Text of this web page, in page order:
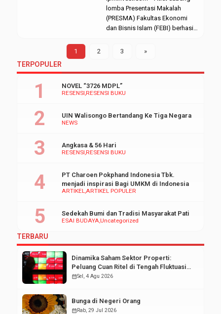
pertemuan terkait penjelasan
teknis tentang Jaminan
Kesehatan Nasional. Acara
lomba Presentasi Makalah
(PRESMA) Fakultas Ekonomi
dan Bisnis Islam (FEBI) berhasil
kompetisi Orientasi Olahraga,
Kampus 3 UIN Walisongo
Semarang. Jum’at, (22/09/2017).
PRESMA terdiri dari; Fakultas
24,7, […]
1 2 3 »
TERPOPULER
RESENSI RESENSI BUKU
NOVEL “3726 MDPL”
NEWS
UIN Walisongo Bertandang Ke Tiga Negara
RESENSI RESENSI BUKU
Angkasa & 56 Hari
ARTIKELARTIKEL POPULER
PT Charoen Pokphand Indonesia Tbk.
menjadi inspirasi Bagi UMKM di Indonesia
ESAI BUDAYAUncategorized
Sedekah Bumi dan Tradisi Masyarakat Pati
TERBARU
Dinamika Saham Sektor Properti:
Peluang Cuan Ritel di Tengah Fluktuasi
Pasar Modal
calendar_monthSel, 4 Agu 2026
Bunga di Negeri Orang
calendar_monthRab, 29 Jul 2026